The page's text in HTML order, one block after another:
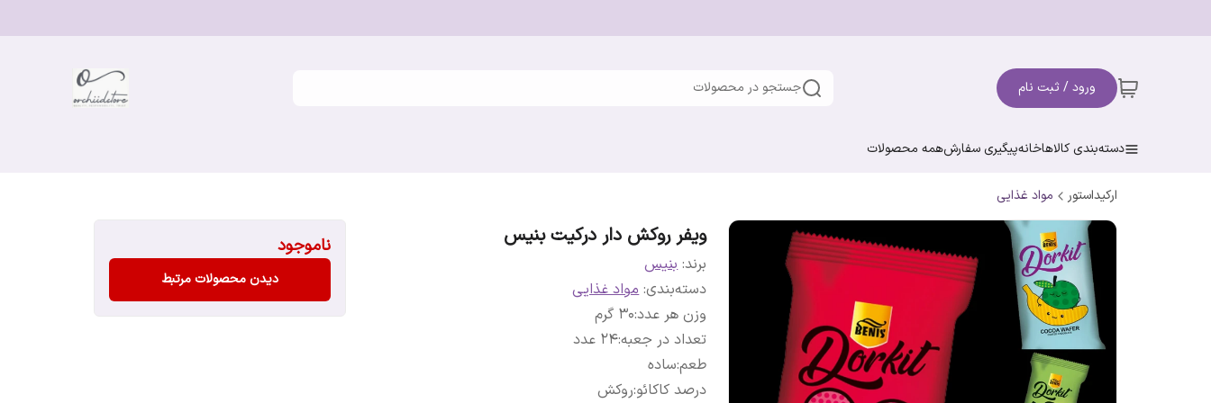
ورود / ثبت نام جستجو در محصولات
دسته‌بندی کالاهاخانهپیگیری سفارشهمه محصولات
ارکیداستور مواد غذایی
ویفر روکش دار درکیت بنیس
برند: بنیس
دسته‌بندی:مواد غذایی
وزن هر عدد:30 گرم
تعداد در جعبه:24 عدد
طعم:ساده
درصد کاکائو:روکش
ناموجود
دیدن محصولات مرتبط